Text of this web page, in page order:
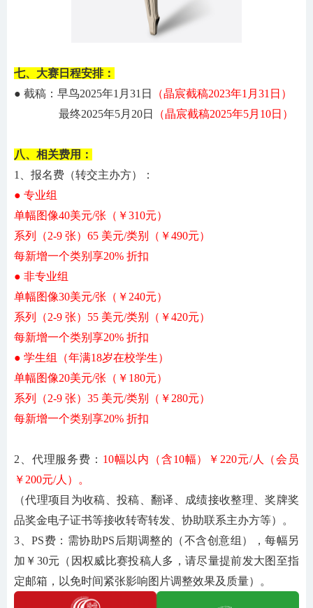
七、大赛日程安排：
● 截稿：早鸟2025年1月 31 日 （晶宸截稿2023年1 月 31 日）
最终2025年5月 20日 （晶宸截稿2025年5月 10日）
八、相关费用：
1、报名费（转交主办方）：
● 专业组
单幅图像40美元/张（￥310元）
系列（2-9 张）65 美元/类别 （￥490元）
每新增一个类别享20% 折扣
● 非专业组
单幅图像30美元/张 （￥240元）
系列（2-9 张）55 美元/类别 （￥420元）
每新增一个类别享20% 折扣
● 学生组（年满18岁在校学生）
单幅图像20美元/张 （￥ 180元）
系列（2-9 张）35 美元/类别 （￥280元）
每新增一个类别享20% 折扣
2、代理服务费： 10幅以内（含10幅）￥220元/人（会员
￥200元/人）
。
（代理项目为收稿、投稿、翻译、成绩接收整理、奖牌奖
品奖金电子证书等接收转寄转发、协助联系主办方等）。
3、PS费：需协助PS后期调整的（不含创意组），每幅另
加￥30元（因权威比赛投稿人多，请尽量提前发大图至指
定邮箱，以免时间紧张影响图片调整效果及质量）。